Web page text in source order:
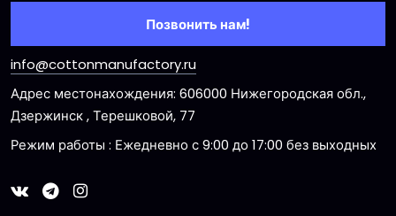
Позвонить нам!
info@cottonmanufactory.ru
Адрес местонахождения: 606000 Нижегородская обл.,
Дзержинск , Терешковой, 77
Режим работы : Ежедневно с 9:00 до 17:00 без выходных